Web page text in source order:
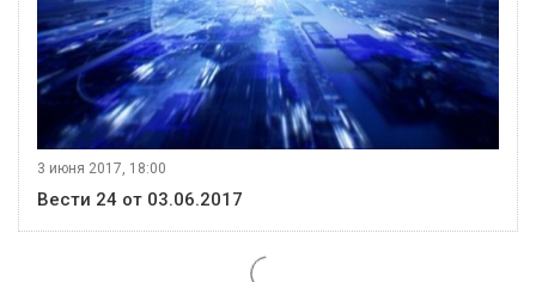
3 июня 2017, 18:00
Вести 24 от 03.06.2017